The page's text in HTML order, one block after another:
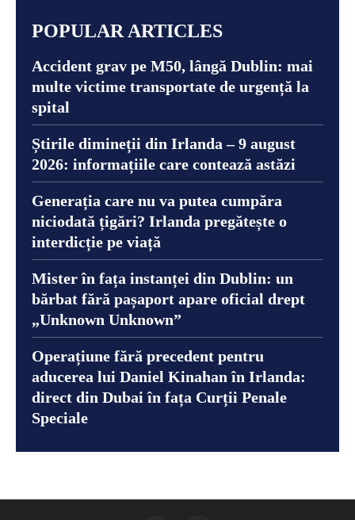
POPULAR ARTICLES
Accident grav pe M50, lângă Dublin: mai
multe victime transportate de urgență la
spital
Știrile dimineții din Irlanda – 9 august
2026: informațiile care contează astăzi
Generația care nu va putea cumpăra
niciodată țigări? Irlanda pregătește o
interdicție pe viață
Mister în fața instanței din Dublin: un
bărbat fără pașaport apare oficial drept
„Unknown Unknown”
Operațiune fără precedent pentru
aducerea lui Daniel Kinahan în Irlanda:
direct din Dubai în fața Curții Penale
Speciale